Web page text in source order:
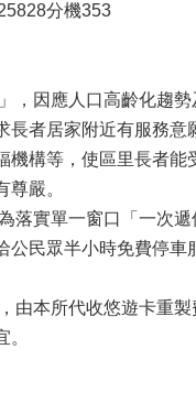
分機353
，因應人口高齡化趨
長者居家附近有服務
機構等，使區里長者
嚴。
落實單一窗口「一次
公民眾半小時免費停
由本所代收悠遊卡重